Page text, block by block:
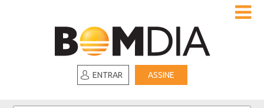
ENTRAR ASSINE